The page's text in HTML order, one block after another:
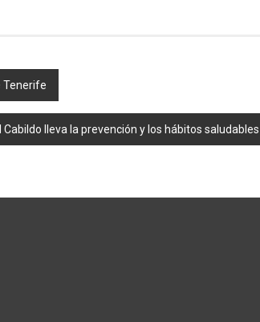
Tenerife
Cabildo lleva la prevención y los hábitos